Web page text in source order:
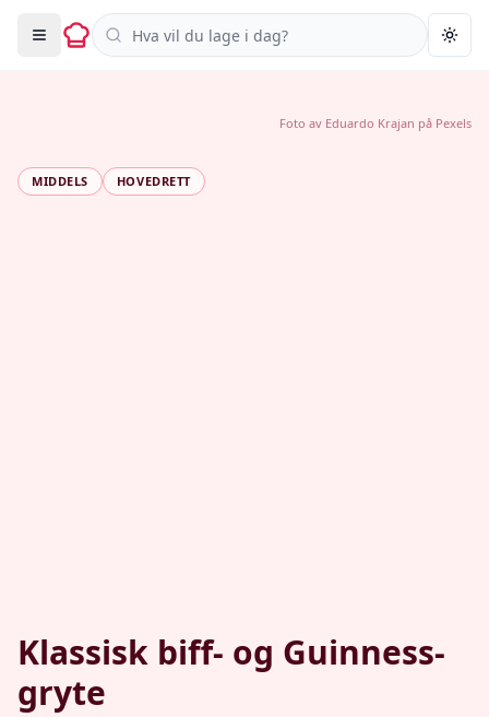
Søk i oppskrifter
MIDDELS HOVEDRETT
Klassisk biff- og Guinness-
gryte
Foto av Eduardo Krajan på Pexels